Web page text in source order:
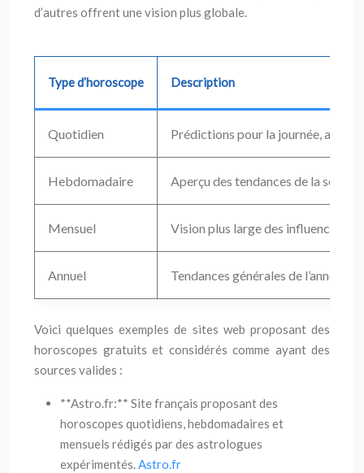
d’autres offrent une vision plus globale.
Type d’horoscope Description
Quotidien Prédictions pour la journée, axées
Hebdomadaire Aperçu des tendances de la
Mensuel Vision plus large des influences
Annuel Tendances générales de l’année,
Voici quelques exemples de sites web proposant des
horoscopes gratuits et considérés comme ayant des
sources valides :
**Astro.fr:** Site français proposant des
horoscopes quotidiens, hebdomadaires et
mensuels rédigés par des astrologues
expérimentés.Astro.fr